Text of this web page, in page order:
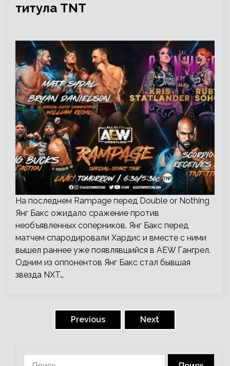
титула TNT
На последнем Rampage перед Double or Nothing
Янг Бакс ожидало сражение против
необъявленных соперников. Янг Бакс перед
матчем спародировали Хардис и вместе с ними
вышел раннее уже появлявшийся в AEW Гангрел.
Одним из оппонентов Янг Бакс стал бывшая
звезда NXT…
Previous Next